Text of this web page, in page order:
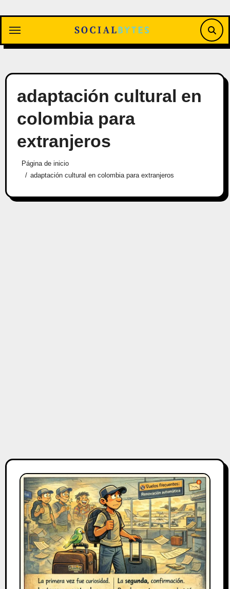
contenido
adaptación cultural en
colombia para
extranjeros
Página de inicio
adaptación cultural en colombia para extranjeros